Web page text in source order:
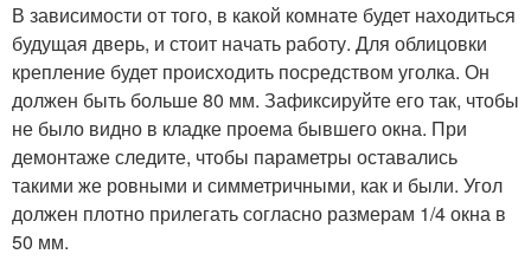
В зависимости от того, в какой комнате будет находиться
будущая дверь, и стоит начать работу. Для облицовки
крепление будет происходить посредством уголка. Он
должен быть больше 80 мм. Зафиксируйте его так, чтобы
не было видно в кладке проема бывшего окна. При
демонтаже следите, чтобы параметры оставались
такими же ровными и симметричными, как и были. Угол
должен плотно прилегать согласно размерам 1/4 окна в
50 мм.